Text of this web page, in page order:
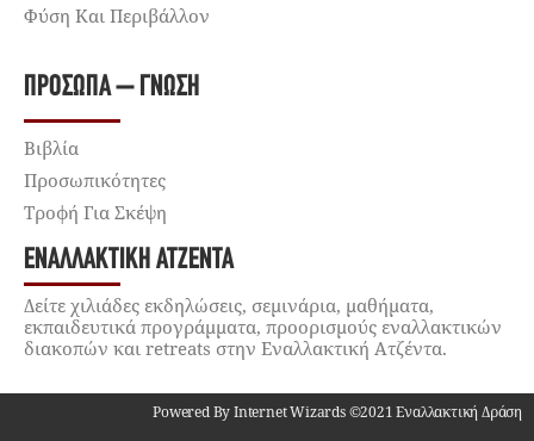
Φύση Και Περιβάλλον
ΠΡΌΣΩΠΑ – ΓΝΏΣΗ
Βιβλία
Προσωπικότητες
Τροφή Για Σκέψη
ΕΝΑΛΛΑΚΤΙΚΉ ΑΤΖΈΝΤΑ
Δείτε χιλιάδες εκδηλώσεις, σεμινάρια, μαθήματα,
εκπαιδευτικά προγράμματα, προορισμούς εναλλακτικών
διακοπών και retreats στην Εναλλακτική Ατζέντα.
Powered By Internet Wizards ©2021 Εναλλακτική Δράση